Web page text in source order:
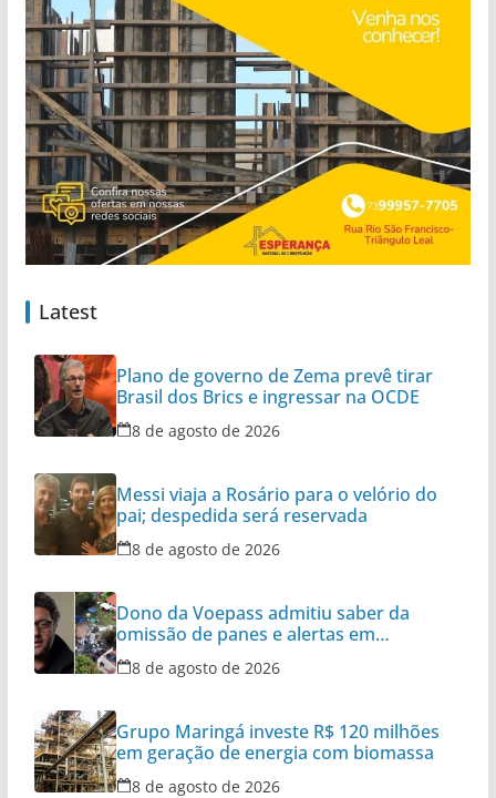
Latest
Plano de governo de Zema prevê tirar
Brasil dos Brics e ingressar na OCDE
8 de agosto de 2026
Messi viaja a Rosário para o velório do
pai; despedida será reservada
8 de agosto de 2026
Dono da Voepass admitiu saber da
omissão de panes e alertas em
aeronaves
8 de agosto de 2026
Grupo Maringá investe R$ 120 milhões
em geração de energia com biomassa
8 de agosto de 2026